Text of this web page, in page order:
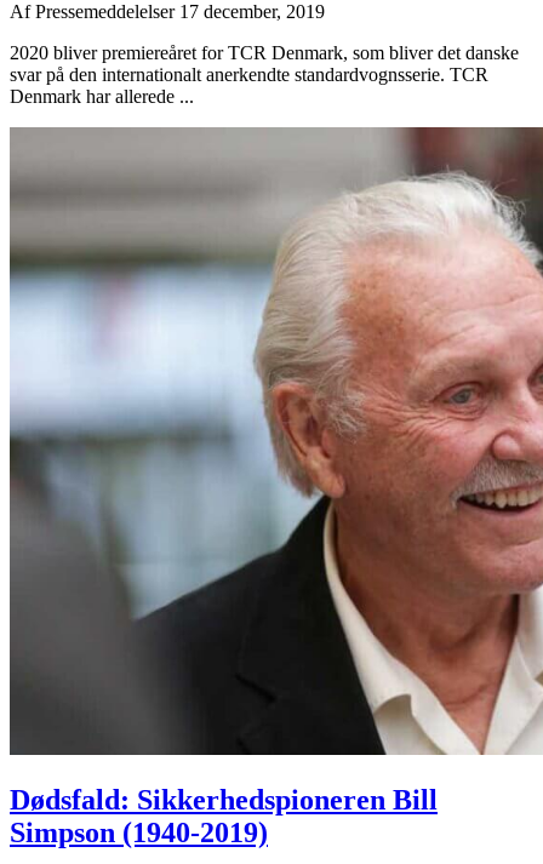
AfPressemeddelelser 17 december, 2019
2020 bliver premiereåret for TCR Denmark, som bliver det danske
svar på den internationalt anerkendte standardvognsserie. TCR
Denmark har allerede ...
Dødsfald: Sikkerhedspioneren Bill
Simpson (1940-2019)